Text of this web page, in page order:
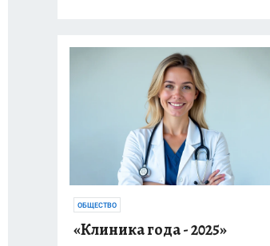
ОБЩЕСТВО
«Клиника года - 2025»